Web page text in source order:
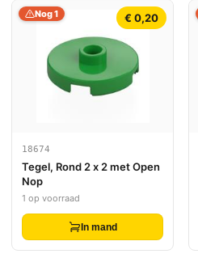
€ 0,20
Nog 1
18674
Tegel, Rond 2 x 2 met Open
Nop
1 op voorraad
In mand